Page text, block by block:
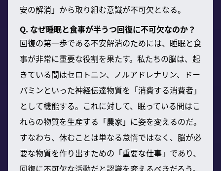
安の解消」から取り組む意識が不可欠となる。
Q. なぜ睡眠と食事が半うつ回復に不可欠なのか？
回復の第一歩である不安解消のためには、睡眠と食
事が非常に重要な役割を果たす。私たちの脳は、起
きている間はセロトニン、ノルアドレナリン、ドー
パミンといった神経伝達物質を「消費する消費者」
として機能する。これに対して、眠っている間はこ
れらの物質を生産する「農家」に姿を変えるのだ。
すなわち、休むことは単なる怠惰ではなく、脳が必
要な物質を作り出すための「重要な仕事」であり、
回復に不可欠な活動だと認識を変えるべきだろう。